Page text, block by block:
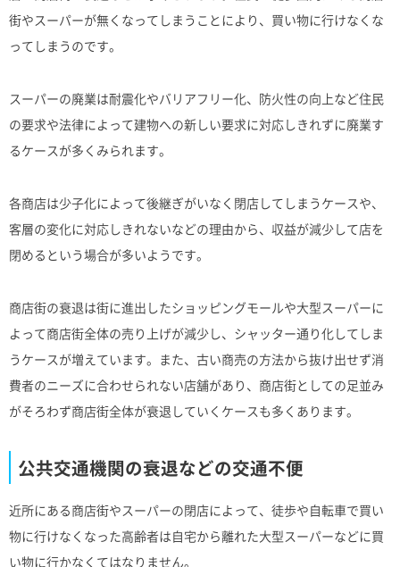
街やスーパーが無くなってしまうことにより、買い物に行けなくな
ってしまうのです。
スーパーの廃業は耐震化やバリアフリー化、防火性の向上など住民
の要求や法律によって建物への新しい要求に対応しきれずに廃業す
るケースが多くみられます。
各商店は少子化によって後継ぎがいなく閉店してしまうケースや、
客層の変化に対応しきれないなどの理由から、収益が減少して店を
閉めるという場合が多いようです。
商店街の衰退は街に進出したショッピングモールや大型スーパーに
よって商店街全体の売り上げが減少し、シャッター通り化してしま
うケースが増えています。また、古い商売の方法から抜け出せず消
費者のニーズに合わせられない店舗があり、商店街としての足並み
がそろわず商店街全体が衰退していくケースも多くあります。
公共交通機関の衰退などの交通不便
近所にある商店街やスーパーの閉店によって、徒歩や自転車で買い
物に行けなくなった高齢者は自宅から離れた大型スーパーなどに買
い物に行かなくてはなりません。